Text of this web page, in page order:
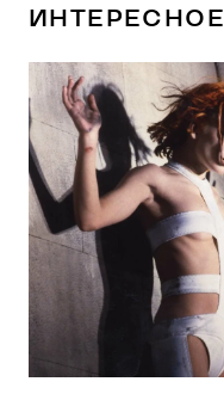
ИНТЕРЕСНОЕ